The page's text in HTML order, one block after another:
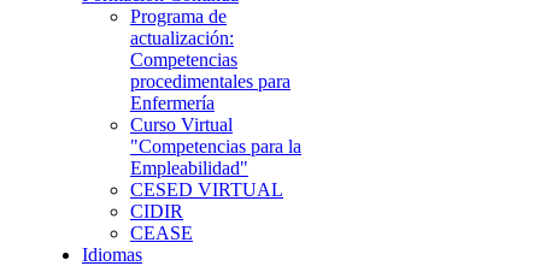
Programa de
actualización:
Competencias
procedimentales para
Enfermería
Curso Virtual
"Competencias para la
Empleabilidad"
CESED VIRTUAL
CIDIR
CEASE
Idiomas